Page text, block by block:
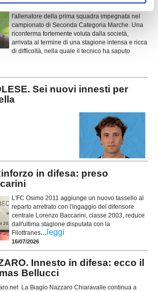
l'allenatore della prima squadra impegnata nel
campionato di Seconda Categoria Marche. Una
riconferma fortemente voluta dalla società,
arrivata al termine di una stagione intensa e ricca
di difficoltà, nella quale il tecnico ha saputo
Sei nuovi innesti per
in difesa: preso
L'FC Osimo 2011 aggiunge un nuovo tassello al
reparto arretrato con l'ingaggio del difensore
centrale Lorenzo Baccarini, classe 2003, reduce
dall'ultima stagione disputata con la
Filottranes... leggi
16/07/2026
Innesto in difesa: ecco il
Bellucci
La Biagio Nazzaro Chiaravalle continua a